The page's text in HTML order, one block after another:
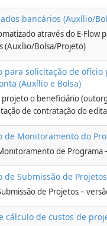
bancários (Auxílio/
através do E-Flow
(Auxílio/Bolsa/Projeto)
para solicitação de ofício
(Auxílio e Bolsa)
projeto o beneficiário
de contratação do
de Monitoramento do
de Programa
de Submissão de
de Projetos –
cálculo de custos de